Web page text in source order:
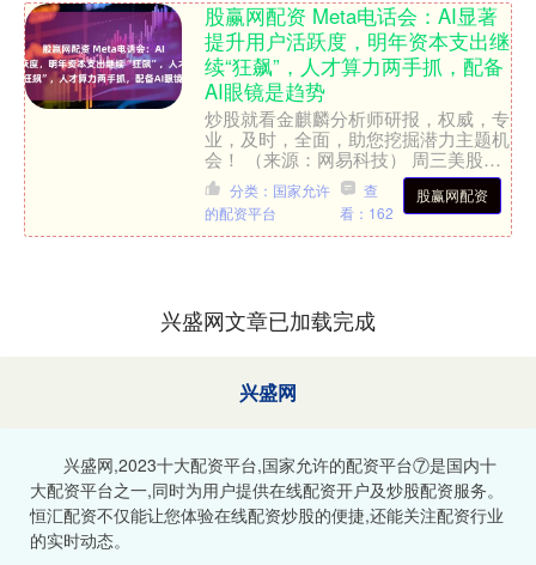
股赢网配资 Meta电话会：AI显著
提升用户活跃度，明年资本支出继
续“狂飙”，人才算力两手抓，配备
AI眼镜是趋势
炒股就看金麒麟分析师研报，权威，专
业，及时，全面，助您挖掘潜力主题机
会！ （来源：网易科技） 周三美股盘
后公布的财报显示，Meta二季度营收
475.2亿美元，高....
股赢网配资
分类：国家允许
的配资平台
查
看：162
兴盛网文章已加载完成
兴盛网
兴盛网,2023十大配资平台,国家允许的配资平台⑦是国内十
大配资平台之一,同时为用户提供在线配资开户及炒股配资服务。
恒汇配资不仅能让您体验在线配资炒股的便捷,还能关注配资行业
的实时动态。